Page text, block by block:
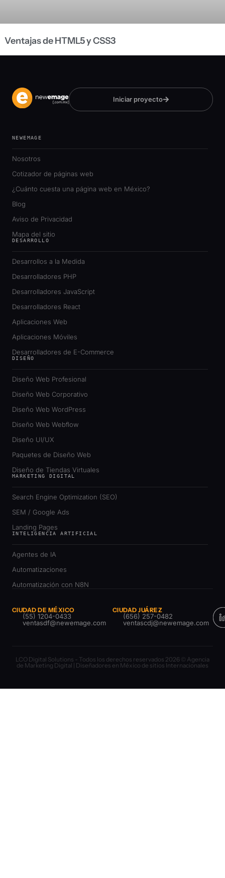
Ventajas de HTML5 y CSS3
Iniciar proyecto
NEWEMAGE
Nosotros
Cotizador de páginas web
¿Cuánto cuesta una página web en México?
Blog
Aviso de Privacidad
Mapa del sitio
DESARROLLO
Desarrollos a la Medida
Desarrolladores PHP
Desarrolladores JavaScript
Desarrolladores React
Aplicaciones Web
Aplicaciones Móviles
Desarrolladores de E-Commerce
DISEÑO
Diseño Web Profesional
Diseño Web Corporativo
Diseño Web WordPress
Diseño Web Webflow
Diseño UI/UX
Paquetes de Diseño Web
Diseño de Tiendas Virtuales
MARKETING DIGITAL
Search Engine Optimization (SEO)
SEM / Google Ads
Landing Pages
INTELIGENCIA ARTIFICIAL
Agentes de IA
Automatizaciones
Automatización con N8N
CIUDAD DE MÉXICO
(55) 1204-0433
ventasdf@newemage.com
CIUDAD JUÁREZ
(656) 257-0482
ventascdj@newemage.com
LCO Digital Solutions - Todos los derechos reservados 2026 © Agencia
de Marketing Digital | Diseñadores en México de sitios Internacionales